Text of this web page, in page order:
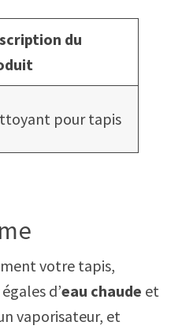
du
pour tapis
votre tapis,
d’eau chaude et
vaporisateur, et